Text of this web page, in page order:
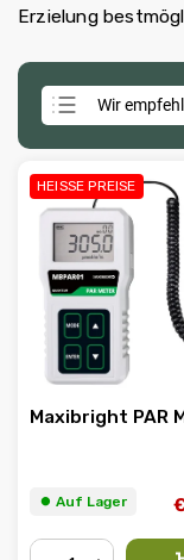
Erzielung
Wir
Teuerste
HEISSE PREISE
Maxibright PAR
⏺︎ Auf Lager